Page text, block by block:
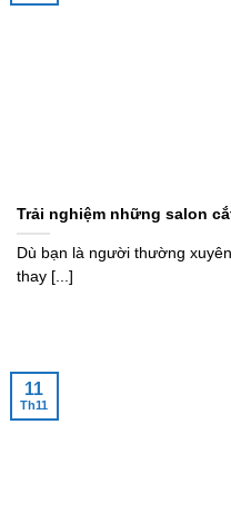
Trải nghiệm những salon
Dù bạn là người thường
thay [...]
11
Th11